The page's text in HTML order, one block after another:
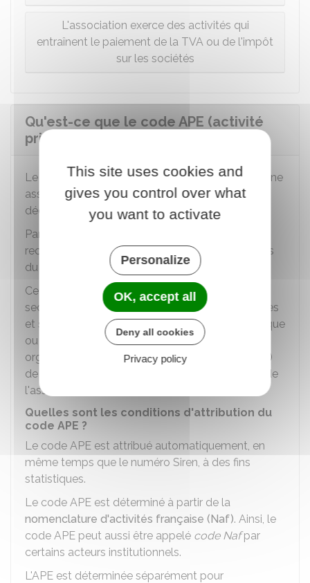
L'association exerce des activités qui
entraînent le paiement de la TVA ou de l'impôt
sur les sociétés
Qu'est-ce que le code APE (activité
principale exercée) ?
Le code APE(Activité Principale Exercée) pour une
association est un code attribué par l'Inseequi
décrit son activité principale.
Par exemple, une association culturelle pourrait
recevoir le code 9001Z, qui correspond aux " Arts
du spectacle vivant ".
Ce code aide à classer l'association selon son
secteur d'activité pour des raisons administratives
et statistiques. Il n'influence pas son statut juridique
ou fiscal, mais il permet aux autorités (INSEE,
organisme de sécurité sociale, services fiscaux,...)
de comprendre rapidement l'activité principale de
l'association.
Quelles sont les conditions d'attribution du
code APE ?
Le code APE est attribué automatiquement, en
même temps que le numéro Siren, à des fins
statistiques.
Le code APE est déterminé à partir de la
nomenclature d'activités française (Naf). Ainsi, le
code APE peut aussi être appelé code Nafpar
certains acteurs institutionnels.
L'APE est déterminée séparément pour
This site uses cookies and
gives you control over what
you want to activate
Personalize
OK, accept all
Deny all cookies
Privacy policy